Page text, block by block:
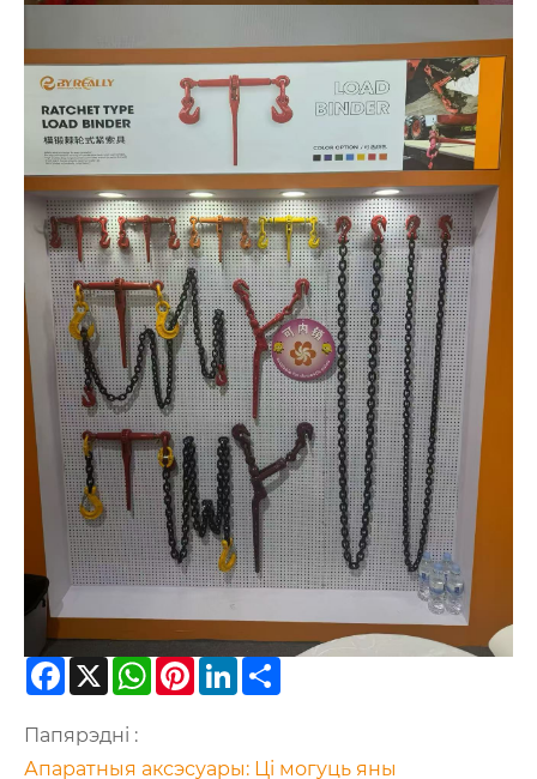
Facebook
X WhatsApp
PinterestLinkedIn
Папярэдні :
Апаратныя аксэсуары: Ці могуць яны